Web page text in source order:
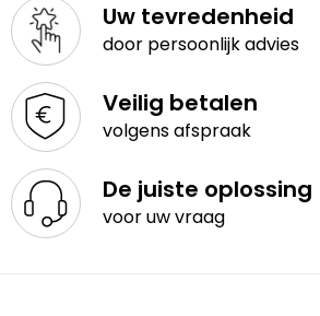
Uw tevredenheid
door persoonlijk advies
Veilig betalen
volgens afspraak
De juiste oplossing
voor uw vraag